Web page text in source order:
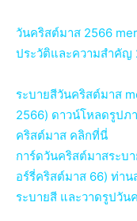
วันคริสต์มาส 2566
ประวัติและความสำคั
ระบายสีวันคริสต์มาส
2566) ดาวน์โหลดรูปภ
คริสต์มาส คลิกที่นี่
การ์ดวันคริสต์มาสระบ
อร์รี่คริสต์มาส 66) ท่า
ระบายสี และวาดรูปวั